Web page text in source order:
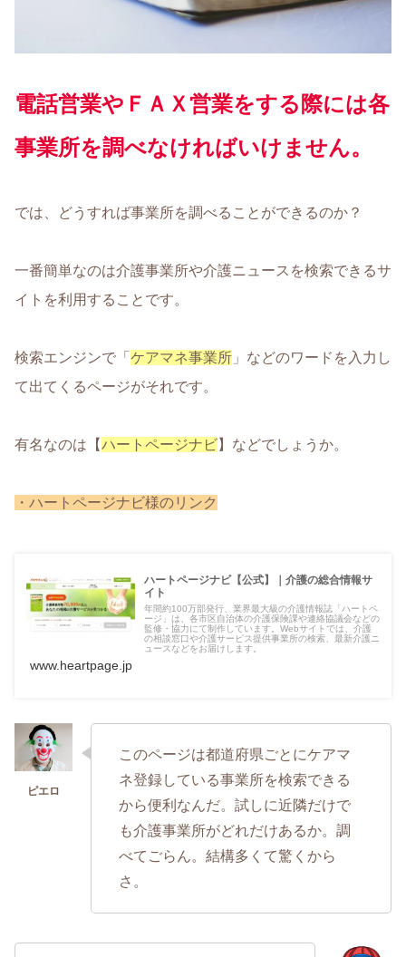
電話営業やＦＡＸ営業をする際には各
事業所を調べなければいけません。
では、どうすれば事業所を調べることができるのか？
一番簡単なのは介護事業所や介護ニュースを検索できるサ
イトを利用することです。
検索エンジンで「 ケアマネ事業所 」などのワードを入力し
て出てくるページがそれです。
有名なのは【ハートページナビ】などでしょうか。
・ハートページナビ様のリンク
ハートページナビ【公式】｜介護の総合情報サ
イト
年間約100万部発行、業界最大級の介護情報誌「ハートペ
ージ」は、各市区自治体の介護保険課や連絡協議会などの
監修・協力にて制作しています。Webサイトでは、介護
の相談窓口や介護サービス提供事業所の検索、最新介護ニ
ュースなどをお届けします。
www.heartpage.jp
このページは都道府県ごとにケアマ
ネ登録している事業所を検索できる
から便利なんだ。試しに近隣だけで
も介護事業所がどれだけあるか。調
べてごらん。結構多くて驚くから
さ。